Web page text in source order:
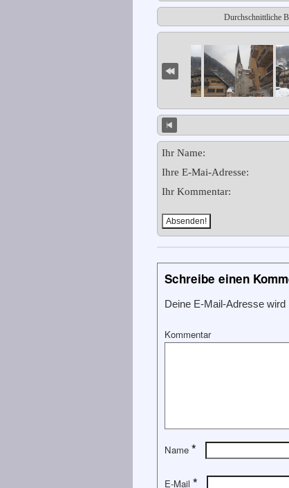
Durchschnittliche
Ihr Name:
Ihre E-Mai-Adresse:
Ihr Kommentar:
Schreibe einen
Deine E-Mail-Adresse wird
Kommentar
Name *
E-Mail *